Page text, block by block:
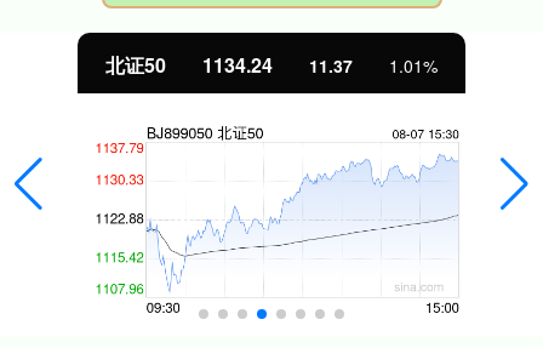
北证50 1134.24 11.37 1.01%